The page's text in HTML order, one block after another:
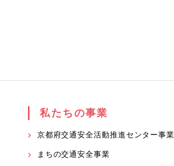
私たちの事業
京都府交通安全活動推進センター事業
まちの交通安全事業